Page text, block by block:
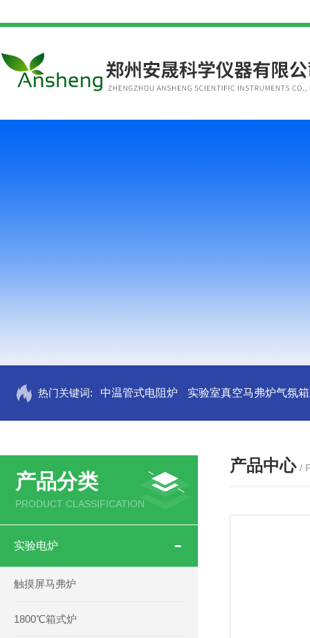
热门关键词: 中温管式电阻炉 实验室真空马弗炉气氛
产品分类
PRODUCT CLASSIFICATION
实验电炉
触摸屏马弗炉
1800℃箱式炉
产品中心 /